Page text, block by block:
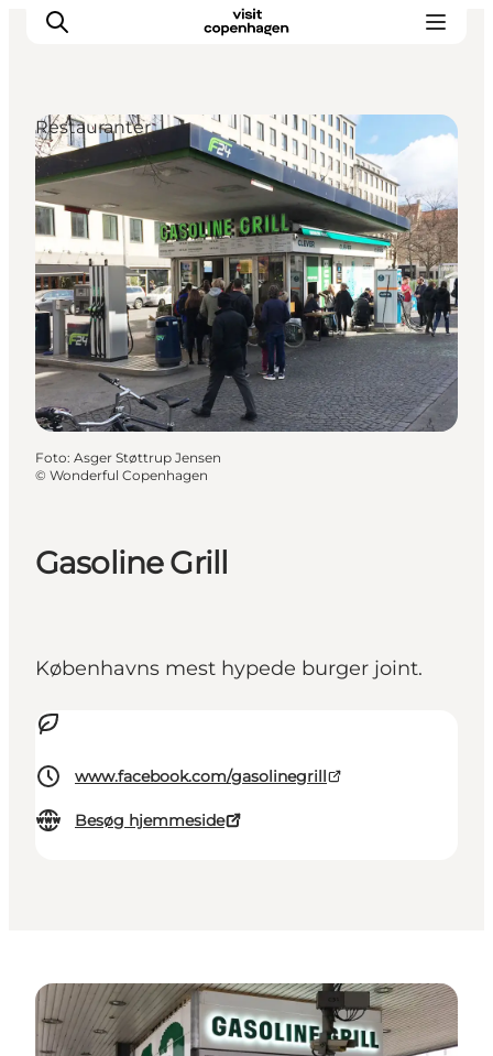
This is Copenhagen
Aktiviteter
Spis & drik
Områder
Planlæg din tur
CopenPay
Copenhagen Card
Gasoline Grill
Københavns mest hypede burger joint.
www.facebook.com/gasolinegrill
Besøg hjemmeside
Restauranter
Foto: Asger Støttrup Jensen
© Wonderful Copenhagen